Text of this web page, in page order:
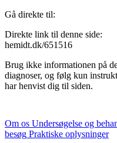
Gå direkte til:
Direkte link til denne side:
hemidt.dk/651516
Brug ikke informationen på
diagnoser, og følg kun
har henvist dig til siden.
Om os Undersøgelse og
besøg Praktiske oplysninger